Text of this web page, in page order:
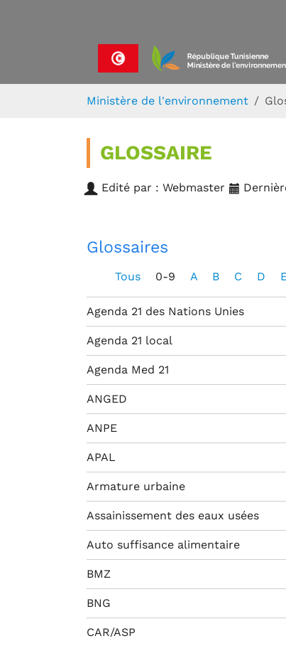
Ministère de l'environnement
GLOSSAIRE
Edité par : Webmaster
Glossaires
Tous 0-9 A B C D
Agenda 21 des Nations Unies
Agenda 21 local
Agenda Med 21
ANGED
ANPE
APAL
Armature urbaine
Assainissement des eaux usées
Auto suffisance alimentaire
BMZ
BNG
CAR/ASP